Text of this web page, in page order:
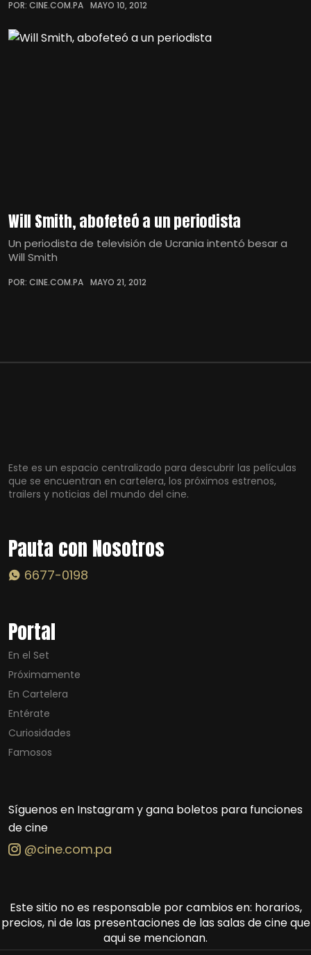
POR: CINE.COM.PA MAYO 10, 2012
Will Smith, abofeteó a un periodista
Un periodista de televisión de Ucrania intentó besar a
Will Smith
POR: CINE.COM.PA MAYO 21, 2012
Este es un espacio centralizado para descubrir las películas
que se encuentran en cartelera, los próximos estrenos,
trailers y noticias del mundo del cine.
Pauta con Nosotros
6677-0198
Portal
En el Set
Próximamente
En Cartelera
Entérate
Curiosidades
Famosos
Síguenos en Instagram y gana boletos para funciones
de cine
@cine.com.pa
Este sitio no es responsable por cambios en: horarios,
precios, ni de las presentaciones de las salas de cine que
aqui se mencionan.